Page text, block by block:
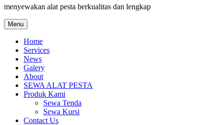
menyewakan alat pesta berkualitas dan lengkap
Menu
Home
Services
News
Galery
About
SEWA ALAT PESTA
Produk Kami
Sewa Tenda
Sewa Kursi
Contact Us